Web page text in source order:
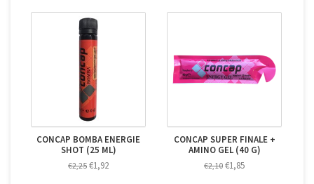
CONCAP BOMBA ENERGIE
SHOT (25 ML)
€2,25 €1,92
CONCAP SUPER FINALE +
AMINO GEL (40 G)
€2,10 €1,85